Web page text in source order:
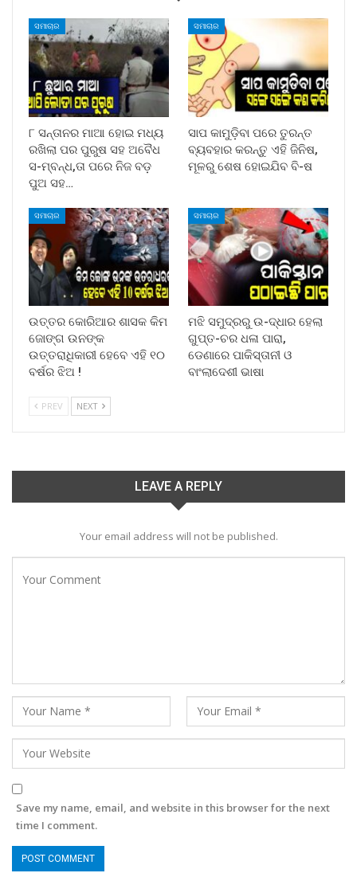
ସମାଚାର
୮ ସନ୍ତାନର ମାଆ ହୋଇ ମଧ୍ୟ
ରଖିଲା ପର ପୁରୁଷ ସହ ଅବୈଧ
ସ-ମ୍ବନ୍ଧ,ତା ପରେ ନିଜ ବଡ଼
ପୁଅ ସହ…
ସମାଚାର
ସାପ କାମୁଡ଼ିବା ପରେ ତୁରନ୍ତ
ବ୍ୟବହାର କରନ୍ତୁ ଏହି ଜିନିଷ,
ମୂଳରୁ ଶେଷ ହୋଇଯିବ ବି-ଷ
ସମାଚାର
ଉତ୍ତର କୋରିଆର ଶାସକ କିମ
ଜୋଙ୍ଗ ଉନଙ୍କ
ଉତ୍ତରାଧିକାରୀ ହେବେ ଏହି ୧୦
ବର୍ଷର ଝିଅ !
ସମାଚାର
ମଝି ସମୁଦ୍ରରୁ ଉ-ଦ୍ଧାର ହେଲା
ଗୁପ୍ତ-ଚର ଧଳା ପାରା,
ଡେଣାରେ ପାକିସ୍ତାନୀ ଓ
ବାଂଲାଦେଶୀ ଭାଷା
PREV NEXT
LEAVE A REPLY
Your email address will not be published.
Save my name, email, and website in this browser for the next
time I comment.